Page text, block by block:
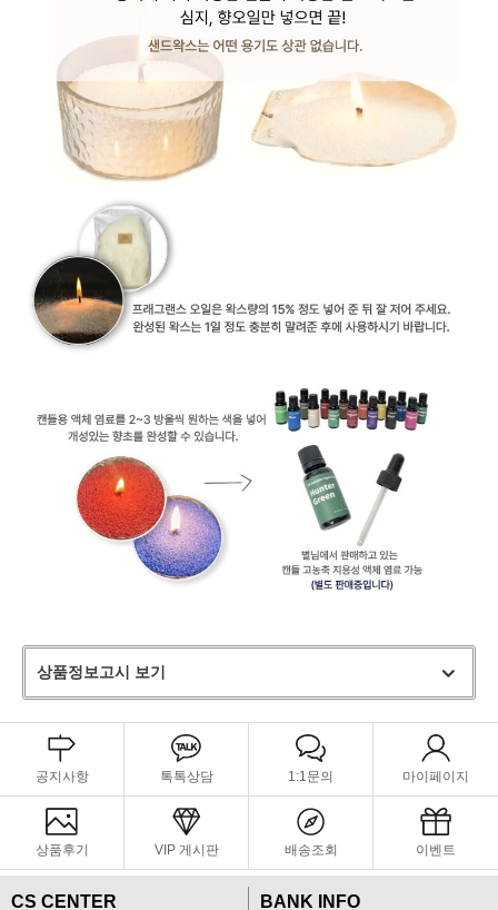
상품정보고시 보기
공지사항 톡톡상담 1:1문의 마이페이지
상품후기 VIP 게시판 배송조회 이벤트
CS CENTER BANK INFO